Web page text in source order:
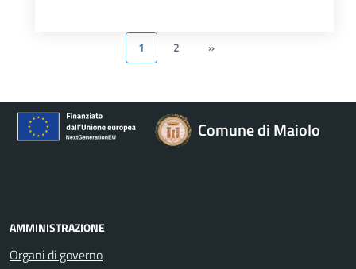
1 2 »
Comune di Maiolo
AMMINISTRAZIONE
Organi di governo